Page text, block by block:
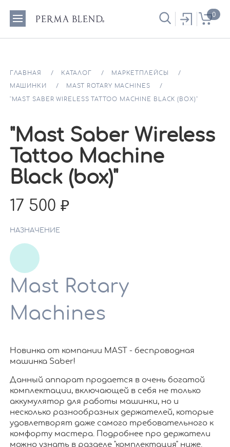
0
ГЛАВНАЯ КАТАЛОГ МАРКЕТПЛЕЙСЫ
МАШИНКИ MAST ROTARY MACHINES
"MAST SABER WIRELESS TATTOO MACHINE BLACK (BOX)"
"Mast Saber Wireless
Tattoo Machine
Black (box)"
17 500
НАЗНАЧЕНИЕ
Mast Rotary
Machines
Новинка от компании MAST - беспроводная
машинка Saber!
Данный аппарат продается в очень богатой
комплектации, включающей в себя не только
аккумулятор для работы машинки, но и
несколько разнообразных держателей, которые
удовлетворят даже самого требовательного к
комфорту мастера. Подробнее про держатели
можно узнать в разделе "комплектация" ниже.